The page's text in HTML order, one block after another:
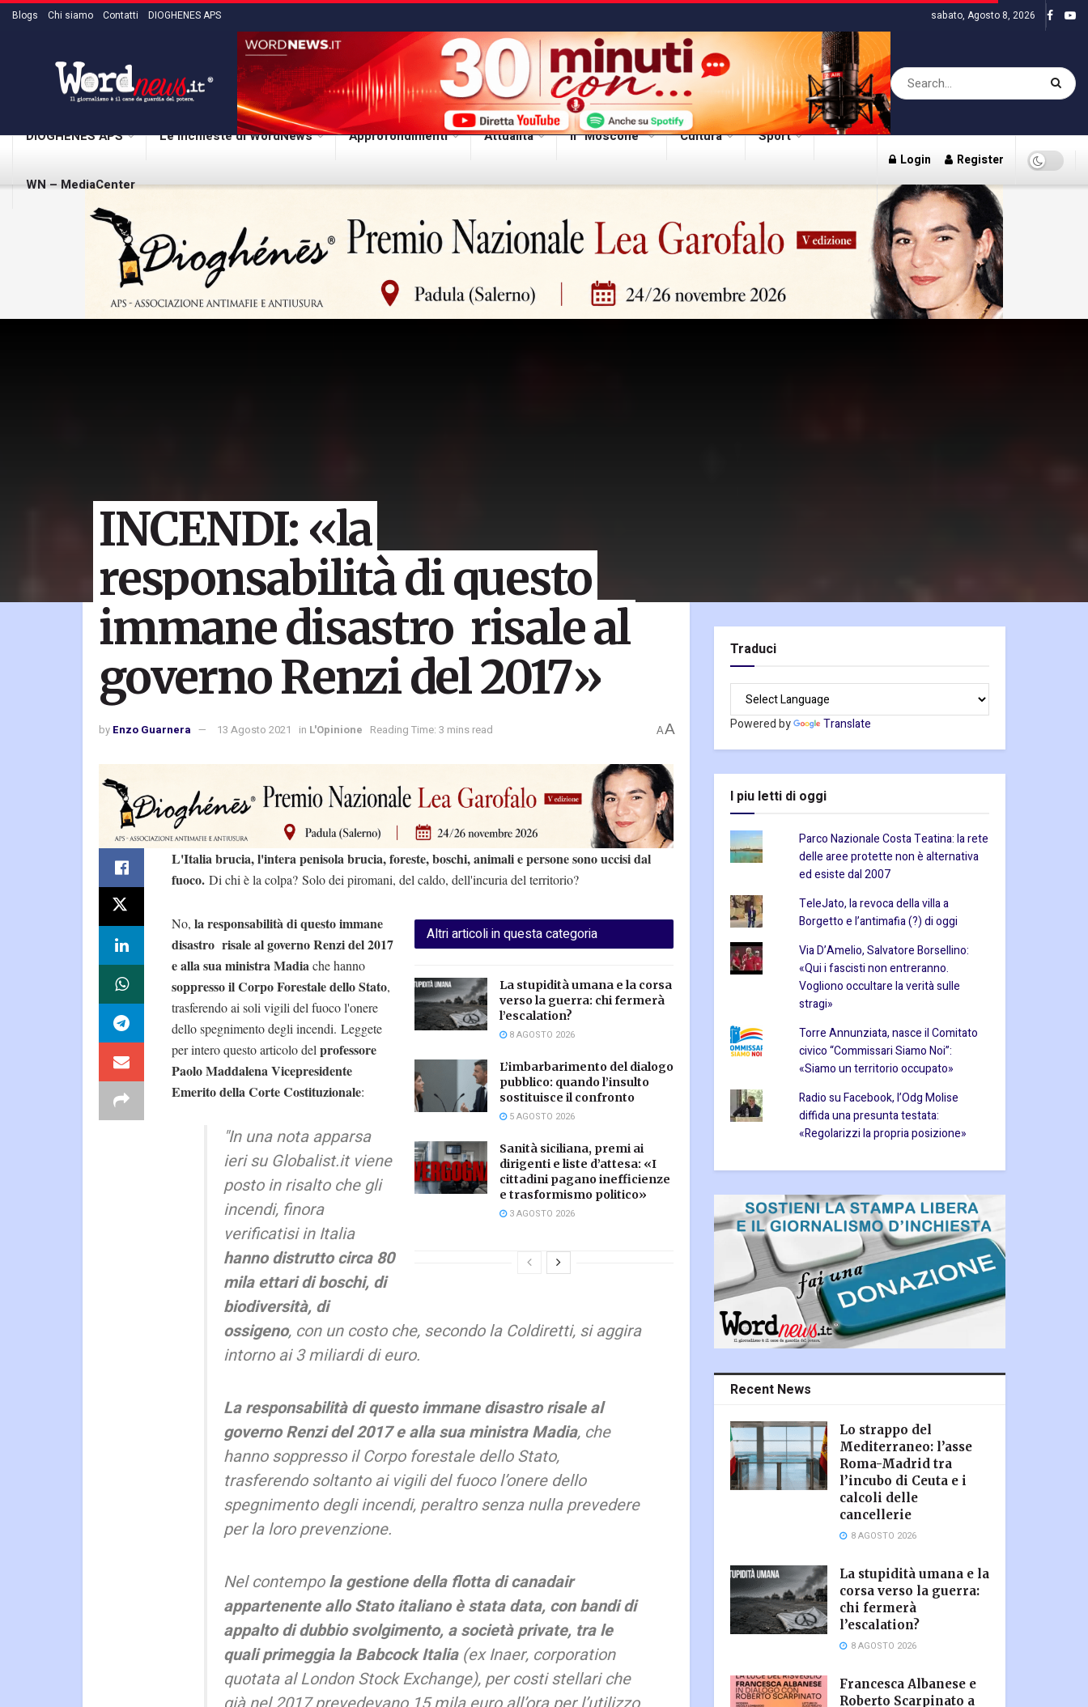
Blogs Chi siamo Contatti DIOGHENES APS sabato, Agosto 8, 2026
DIOGHENES APS Le inchieste di WordNews Approfondimenti Attualità Il “Moscone” Cultura Sport
WN – MediaCenter
Login Register
INCENDI: «la
responsabilità di questo
immane disastro risale al
governo Renzi del 2017»
by Enzo Guarnera 13 Agosto 2021 in L'Opinione Reading Time: 3 mins read AA
L'Italia brucia, l'intera penisola brucia, foreste, boschi, animali e persone sono uccisi dal
fuoco. Di chi è la colpa? Solo dei piromani, del caldo, dell'incuria del territorio?
Altri articoli in questa categoria
La stupidità umana e la corsa
verso la guerra: chi fermerà
l’escalation?
8 AGOSTO 2026
L’imbarbarimento del dialogo
pubblico: quando l’insulto
sostituisce il confronto
5 AGOSTO 2026
Sanità siciliana, premi ai
dirigenti e liste d’attesa: «I
cittadini pagano inefficienze
e trasformismo politico»
3 AGOSTO 2026
No, la responsabilità di questo immane
disastro risale al governo Renzi del 2017
e alla sua ministra Madiache hanno
soppresso il Corpo Forestale dello Stato,
trasferendo ai soli vigili del fuoco l'onere
dello spegnimento degli incendi. Leggete
per intero questo articolo delprofessore
Paolo Maddalena Vicepresidente
Emerito della Corte Costituzionale:
"In una nota apparsa
ieri su Globalist.it viene
posto in risalto che gli
incendi, finora
verificatisi in Italia
hanno distrutto circa 80
mila ettari di boschi, di
biodiversità, di
ossigeno, con un costo che, secondo la Coldiretti, si aggira
intorno ai 3 miliardi di euro.
La responsabilità di questo immane disastro risale al
governo Renzi del 2017 e alla sua ministra Madia, che
hanno soppresso il Corpo forestale dello Stato,
trasferendo soltanto ai vigili del fuoco l’onere dello
spegnimento degli incendi, peraltro senza nulla prevedere
per la loro prevenzione.
Nel contempola gestione della flotta di canadair
appartenente allo Stato italiano è stata data, con bandi di
appalto di dubbio svolgimento, a società private, tra le
quali primeggia la Babcock Italia(ex Inaer, corporation
quotata al London Stock Exchange), per costi stellari che
Traduci
Powered by Translate
I piu letti di oggi
Parco Nazionale Costa Teatina: la rete
delle aree protette non è alternativa
ed esiste dal 2007
TeleJato, la revoca della villa a
Borgetto e l’antimafia (?) di oggi
Via D’Amelio, Salvatore Borsellino:
«Qui i fascisti non entreranno.
Vogliono occultare la verità sulle
stragi»
Torre Annunziata, nasce il Comitato
civico “Commissari Siamo Noi”:
«Siamo un territorio occupato»
Radio su Facebook, l’Odg Molise
diffida una presunta testata:
«Regolarizzi la propria posizione»
Recent News
Lo strappo del
Mediterraneo: l’asse
Roma-Madrid tra
l’incubo di Ceuta e i
calcoli delle
cancellerie
8 AGOSTO 2026
La stupidità umana e la
corsa verso la guerra:
chi fermerà
l’escalation?
8 AGOSTO 2026
Francesca Albanese e
Roberto Scarpinato a